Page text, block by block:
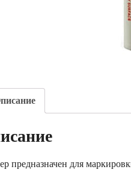
предназначен для